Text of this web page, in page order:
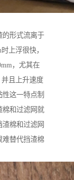
的形式流离于
上浮很快，
，尤其在
且上升速度
这一特点制
棉和过滤网就
棉和过滤网
难替代挡渣棉